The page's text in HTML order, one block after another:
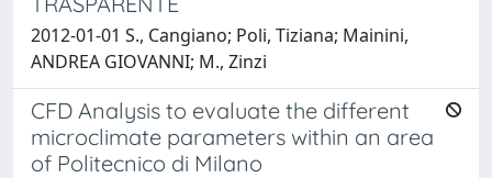
2012-01-01 S., Cangiano; Poli, Tiziana; Mainini,
ANDREA GIOVANNI; M., Zinzi
CFD Analysis to evaluate the different
microclimate parameters within an area
of Politecnico di Milano